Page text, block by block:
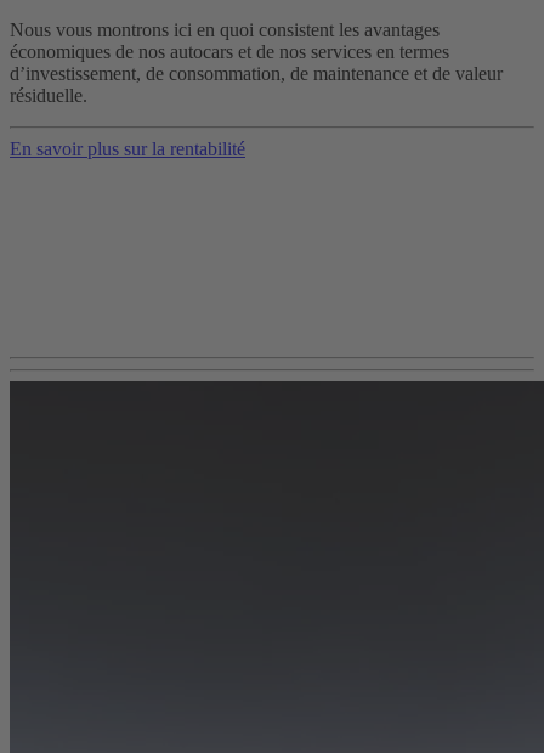
Nous vous montrons ici en quoi consistent les avantages
économiques de nos autocars et de nos services en termes
d’investissement, de consommation, de maintenance et de valeur
résiduelle.
En savoir plus sur la rentabilité